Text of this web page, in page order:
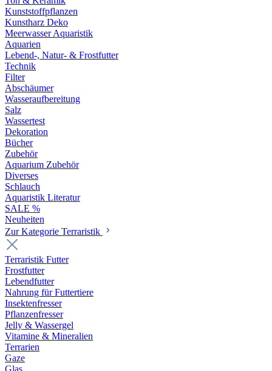
Kunststoffpflanzen
Kunstharz Deko
Meerwasser Aquaristik
Aquarien
Lebend-, Natur- & Frostfutter
Technik
Filter
Abschäumer
Wasseraufbereitung
Salz
Wassertest
Dekoration
Bücher
Zubehör
Aquarium Zubehör
Diverses
Schlauch
Aquaristik Literatur
SALE %
Neuheiten
Zur Kategorie Terraristik
Terraristik Futter
Frostfutter
Lebendfutter
Nahrung für Futtertiere
Insektenfresser
Pflanzenfresser
Jelly & Wassergel
Vitamine & Mineralien
Terrarien
Gaze
Glas